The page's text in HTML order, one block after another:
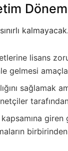
lisans
gelmesi
sağlamak
kapsamına